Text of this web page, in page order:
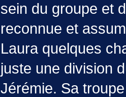
sein du groupe et
reconnue et
Laura quelques
juste une division
Jérémie. Sa